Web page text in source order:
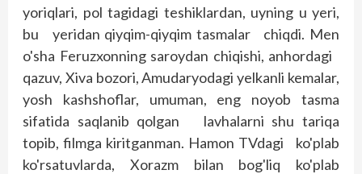
yoriqlari, pol tagidagi teshiklardan, uyning u yeri,
bu yeridan qiyqim-qiyqim tasmalar chiqdi. Men
o'sha Feruzxonning saroydan chiqishi, anhordagi
qazuv, Xiva bozori, Amudaryodagi yelkanli kemalar,
yosh kash­shoflar, umuman, eng noyob tasma
sifatida saqlanib qolgan lavhalarni shu tariqa
topib, filmga kiritganman. Hamon TVdagi ko'plab
ko'rsatuvlarda, Xorazm bilan bog'liq ko'plab